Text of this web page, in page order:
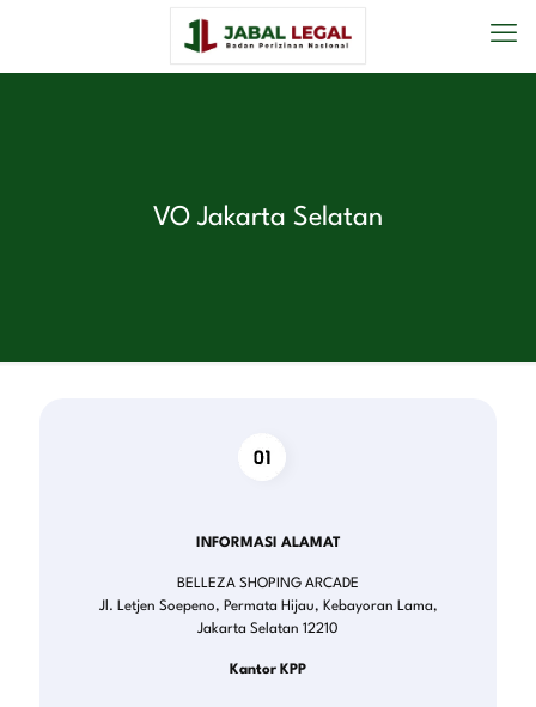
VO Jakarta Selatan
INFORMASI ALAMAT
BELLEZA SHOPING ARCADE
Jl. Letjen Soepeno, Permata Hijau, Kebayoran Lama,
Jakarta Selatan 12210
Kantor KPP